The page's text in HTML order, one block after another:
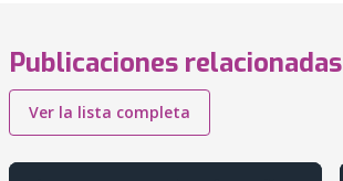
Publicaciones relacionadas
Ver la lista completa